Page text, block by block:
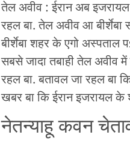
तेल अवीव : ईरान अब इजरायल
रहल बा. तेल अवीव आ बीर्शेबा
बीर्शेबा शहर के एगो अस्पताल
सबसे जादा तबाही तेल अवीव
रहल बा. बतावल जा रहल बा
खबर बा कि ईरान इजरायल
नेतन्याहू कवन